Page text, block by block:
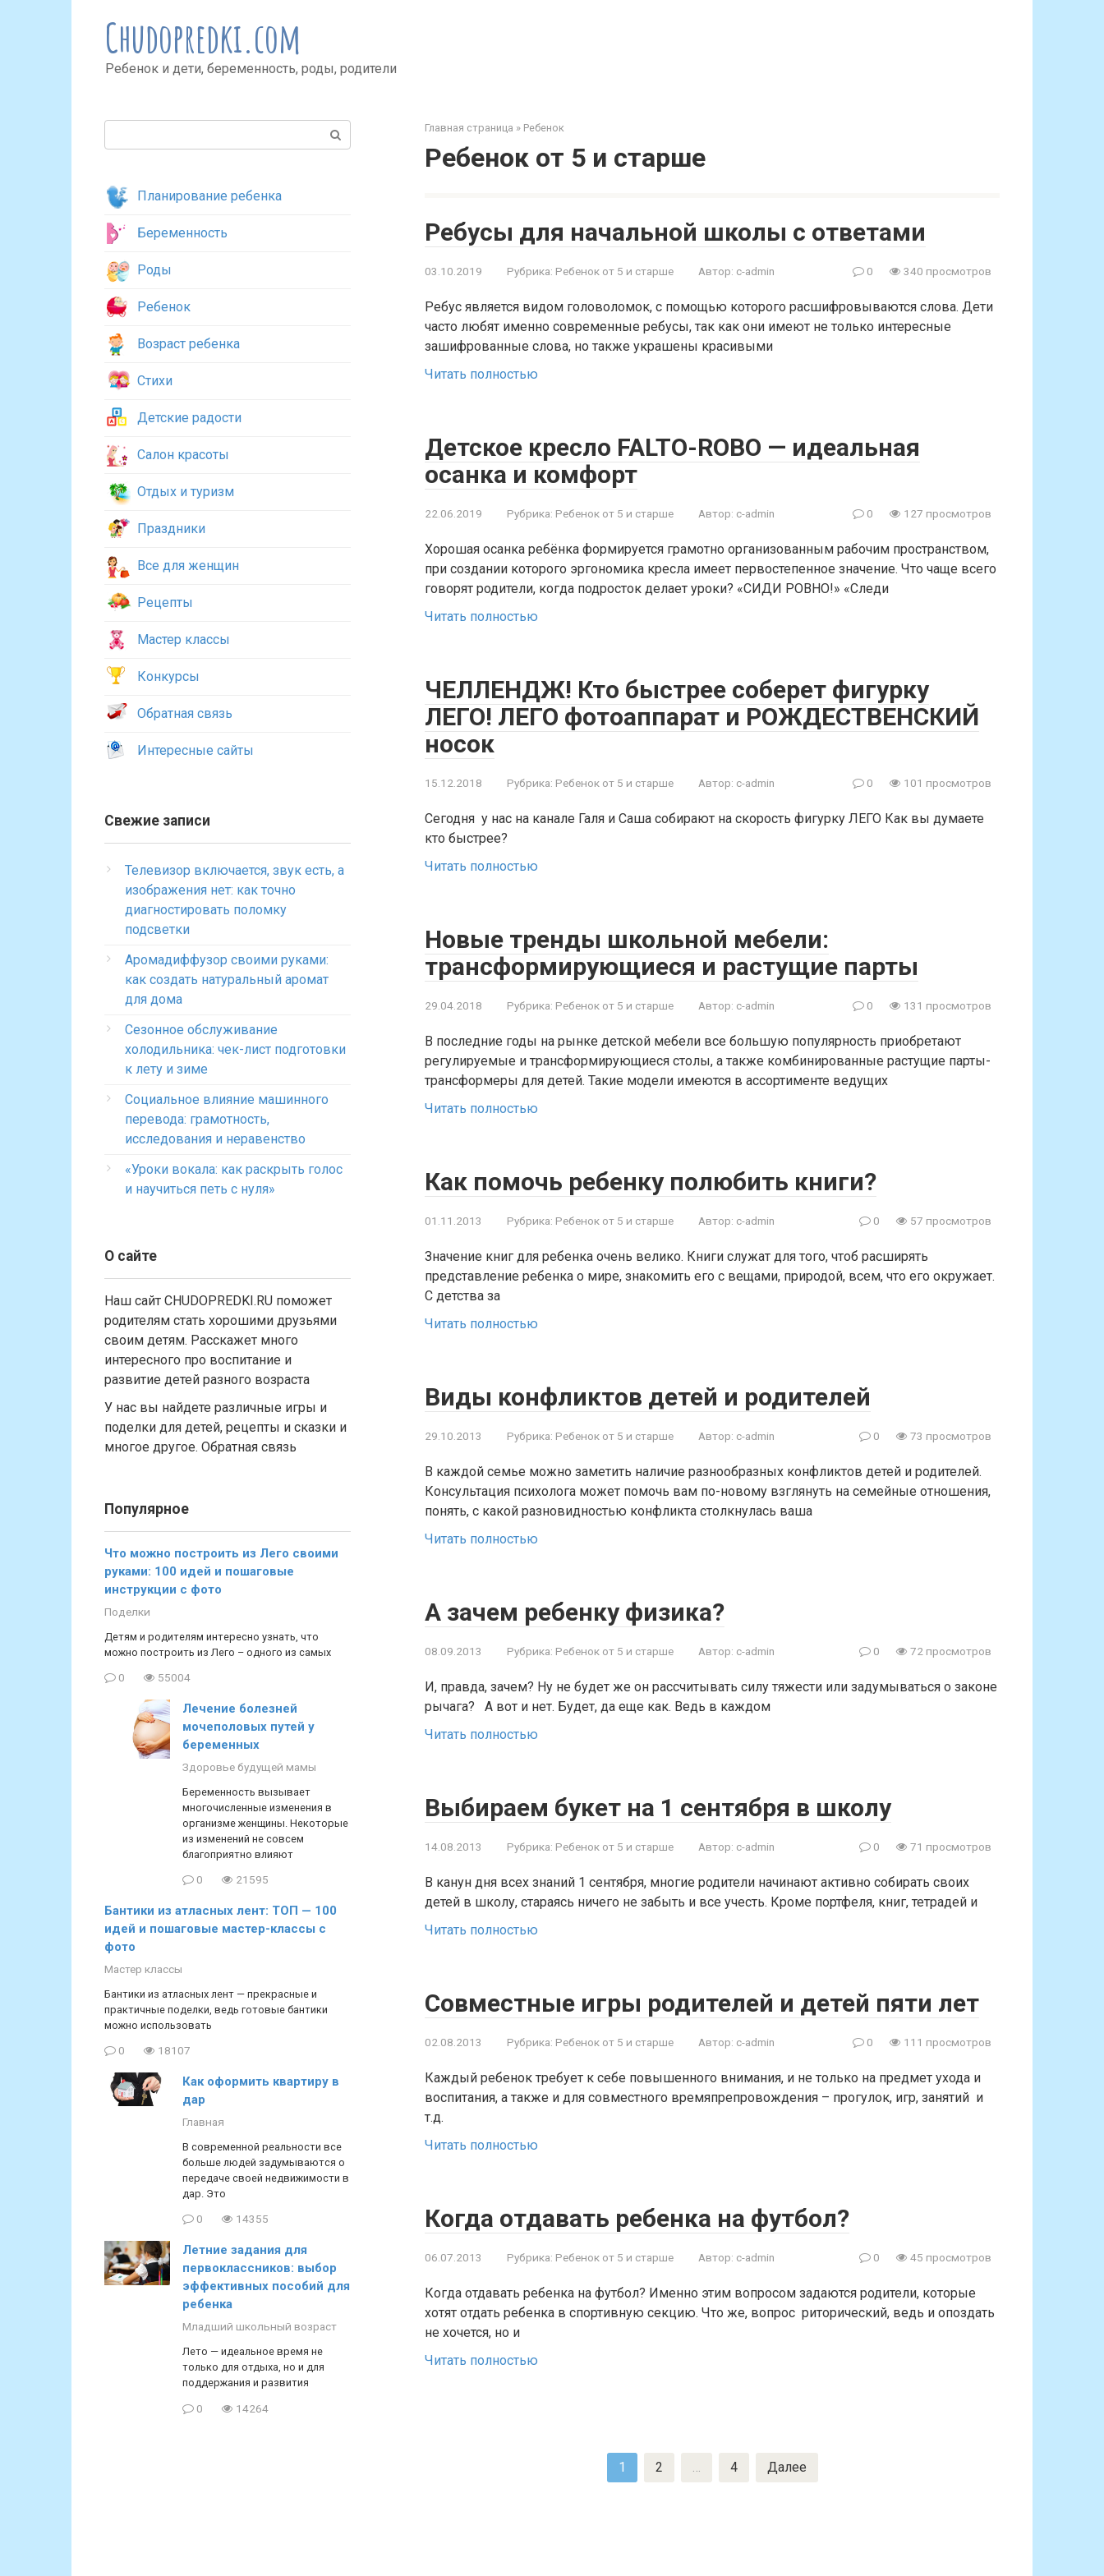
Chudopredki.com
Ребенок и дети, беременность, роды, родители
Главная страница » Ребенок
Ребенок от 5 и старше
Ребусы для начальной школы с ответами
03.10.2019 Рубрика: Ребенок от 5 и старше Автор: c-admin 0 340 просмотров
Ребус является видом головоломок, с помощью которого расшифровываются слова. Дети
часто любят именно современные ребусы, так как они имеют не только интересные
зашифрованные слова, но также украшены красивыми
Читать полностью
Детское кресло FALTO-ROBO — идеальная
осанка и комфорт
22.06.2019 Рубрика: Ребенок от 5 и старше Автор: c-admin 0 127 просмотров
Хорошая осанка ребёнка формируется грамотно организованным рабочим пространством,
при создании которого эргономика кресла имеет первостепенное значение. Что чаще всего
говорят родители, когда подросток делает уроки? «СИДИ РОВНО!» «Следи
Читать полностью
ЧЕЛЛЕНДЖ! Кто быстрее соберет фигурку
ЛЕГО! ЛЕГО фотоаппарат и РОЖДЕСТВЕНСКИЙ
носок
15.12.2018 Рубрика: Ребенок от 5 и старше Автор: c-admin 0 101 просмотров
Сегодня у нас на канале Галя и Саша собирают на скорость фигурку ЛЕГО Как вы думаете
кто быстрее?
Читать полностью
Новые тренды школьной мебели:
трансформирующиеся и растущие парты
29.04.2018 Рубрика: Ребенок от 5 и старше Автор: c-admin 0 131 просмотров
В последние годы на рынке детской мебели все большую популярность приобретают
регулируемые и трансформирующиеся столы, а также комбинированные растущие парты-
трансформеры для детей. Такие модели имеются в ассортименте ведущих
Читать полностью
Как помочь ребенку полюбить книги?
01.11.2013 Рубрика: Ребенок от 5 и старше Автор: c-admin 0 57 просмотров
Значение книг для ребенка очень велико. Книги служат для того, чтоб расширять
представление ребенка о мире, знакомить его с вещами, природой, всем, что его окружает.
С детства за
Читать полностью
Виды конфликтов детей и родителей
29.10.2013 Рубрика: Ребенок от 5 и старше Автор: c-admin 0 73 просмотров
В каждой семье можно заметить наличие разнообразных конфликтов детей и родителей.
Консультация психолога может помочь вам по-новому взглянуть на семейные отношения,
понять, с какой разновидностью конфликта столкнулась ваша
Читать полностью
А зачем ребенку физика?
08.09.2013 Рубрика: Ребенок от 5 и старше Автор: c-admin 0 72 просмотров
И, правда, зачем? Ну не будет же он рассчитывать силу тяжести или задумываться о законе
рычага? А вот и нет. Будет, да еще как. Ведь в каждом
Читать полностью
Выбираем букет на 1 сентября в школу
14.08.2013 Рубрика: Ребенок от 5 и старше Автор: c-admin 0 71 просмотров
В канун дня всех знаний 1 сентября, многие родители начинают активно собирать своих
детей в школу, стараясь ничего не забыть и все учесть. Кроме портфеля, книг, тетрадей и
Читать полностью
Совместные игры родителей и детей пяти лет
02.08.2013 Рубрика: Ребенок от 5 и старше Автор: c-admin 0 111 просмотров
Каждый ребенок требует к себе повышенного внимания, и не только на предмет ухода и
воспитания, а также и для совместного времяпрепровождения – прогулок, игр, занятий и
т.д.
Читать полностью
Когда отдавать ребенка на футбол?
06.07.2013 Рубрика: Ребенок от 5 и старше Автор: c-admin 0 45 просмотров
Когда отдавать ребенка на футбол? Именно этим вопросом задаются родители, которые
хотят отдать ребенка в спортивную секцию. Что же, вопрос риторический, ведь и опоздать
не хочется, но и
Читать полностью
1 2 … 4 Далее
Планирование ребенка
Беременность
Роды
Ребенок
Возраст ребенка
Стихи
Детские радости
Салон красоты
Отдых и туризм
Праздники
Все для женщин
Рецепты
Мастер классы
Конкурсы
Обратная связь
Интересные сайты
Свежие записи
Телевизор включается, звук есть, а
изображения нет: как точно
диагностировать поломку
подсветки
Аромадиффузор своими руками:
как создать натуральный аромат
для дома
Сезонное обслуживание
холодильника: чек-лист подготовки
к лету и зиме
Социальное влияние машинного
перевода: грамотность,
исследования и неравенство
«Уроки вокала: как раскрыть голос
и научиться петь с нуля»
О сайте
Наш сайт CHUDOPREDKI.RU поможет
родителям стать хорошими друзьями
своим детям. Расскажет много
интересного про воспитание и
развитие детей разного возраста
У нас вы найдете различные игры и
поделки для детей, рецепты и сказки и
многое другое. Обратная связь
Популярное
Что можно построить из Лего своими
руками: 100 идей и пошаговые
инструкции с фото
Поделки
Детям и родителям интересно узнать, что
можно построить из Лего – одного из самых
0 55004
Лечение болезней
мочеполовых путей у
беременных
Здоровье будущей мамы
Беременность вызывает
многочисленные изменения в
организме женщины. Некоторые
из изменений не совсем
благоприятно влияют
0 21595
Бантики из атласных лент: ТОП — 100
идей и пошаговые мастер-классы с
фото
Мастер классы
Бантики из атласных лент — прекрасные и
практичные поделки, ведь готовые бантики
можно использовать
0 18107
Как оформить квартиру в
дар
Главная
В современной реальности все
больше людей задумываются о
передаче своей недвижимости в
дар. Это
0 14355
Летние задания для
первоклассников: выбор
эффективных пособий для
ребенка
Младший школьный возраст
Лето — идеальное время не
только для отдыха, но и для
поддержания и развития
0 14264